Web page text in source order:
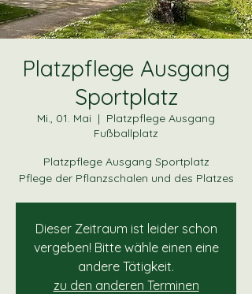
Platzpflege Ausgang
Sportplatz
Mi., 01. Mai
  |
Platzpflege Ausgang
Fußballplatz
Platzpflege Ausgang Sportplatz
Dieser Zeitraum ist leider schon
vergeben! Bitte wähle einen eine
andere Tätigkeit.
zu den anderen Terminen